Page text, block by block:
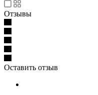
Отзывы
Оставить отзыв